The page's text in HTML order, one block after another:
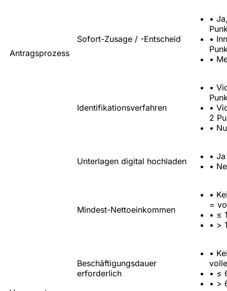
Antragsprozess
Sofort-Zusage / -Entscheid
•
•
•
Identifikationsverfahren
•
•
2
•
Unterlagen digital hochladen •
•
Mindest-Nettoeinkommen
•
=
• ≤
• >
Beschäftigungsdauer
erforderlich
•
• ≤
• >